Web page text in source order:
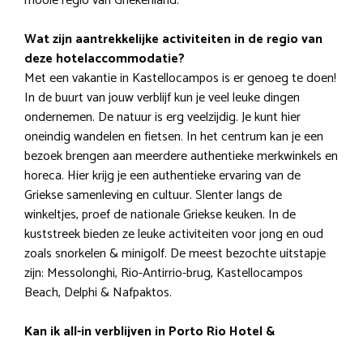
Wat zijn aantrekkelijke activiteiten in de regio van
deze hotelaccommodatie?
Met een vakantie in Kastellocampos is er genoeg te doen!
In de buurt van jouw verblijf kun je veel leuke dingen
ondernemen. De natuur is erg veelzijdig. Je kunt hier
oneindig wandelen en fietsen. In het centrum kan je een
bezoek brengen aan meerdere authentieke merkwinkels en
horeca. Hier krijg je een authentieke ervaring van de
Griekse samenleving en cultuur. Slenter langs de
winkeltjes, proef de nationale Griekse keuken. In de
kuststreek bieden ze leuke activiteiten voor jong en oud
zoals snorkelen & minigolf. De meest bezochte uitstapje
zijn: Messolonghi, Rio-Antirrio-brug, Kastellocampos
Beach, Delphi & Nafpaktos.
Kan ik all-in verblijven in Porto Rio Hotel &